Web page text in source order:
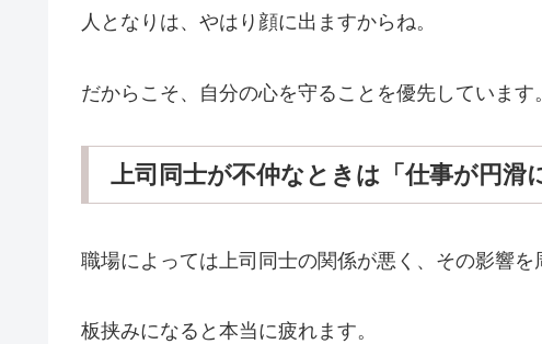
人となりは、やはり顔に出ますからね。
だからこそ、自分の心を守ることを優先しています。
上司同士が不仲なときは「仕事が円滑
職場によっては上司同士の関係が悪く、その影響を
板挟みになると本当に疲れます。